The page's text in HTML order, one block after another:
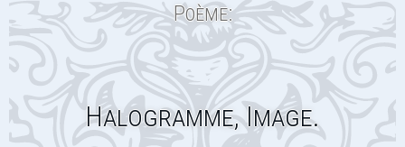
Poème:
Halogramme, Image.